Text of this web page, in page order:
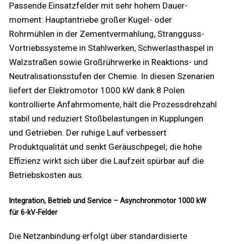
Passende Einsatzfelder mit sehr hohem Dauer­
moment: Hauptantriebe großer Kugel- oder
Rohrmühlen in der Zementvermahlung, Strangguss-
Vortriebssysteme in Stahlwerken, Schwerlasthaspel in
Walzstraßen sowie Großrührwerke in Reaktions- und
Neutralisationsstufen der Chemie. In diesen Szenarien
liefert der Elektromotor 1000 kW dank 8 Polen
kontrollierte Anfahrmomente, hält die Prozessdrehzahl
stabil und reduziert Stoßbelastungen in Kupplungen
und Getrieben. Der ruhige Lauf verbessert
Produktqualität und senkt Geräuschpegel; die hohe
Effizienz wirkt sich über die Laufzeit spürbar auf die
Betriebskosten aus.
Integration, Betrieb und Service – Asynchronmotor 1000 kW
für 6-kV-Felder
Die Netzanbindung erfolgt über standardisierte